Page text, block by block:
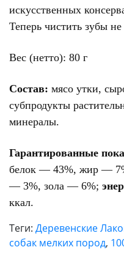
искусственных
Теперь чистить зубы
Вес (нетто): 80 г
Состав: мясо утки,
субпродукты
минералы.
Гарантированные
белок — 43%, жир —
— 3%, зола — 6%;
ккал.
Теги: Деревенские
собак мелких пород,